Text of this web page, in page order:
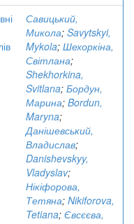
Савицький,
Микола; Savytskyi,
Mykola; Шехоркіна,
Світлана;
Shekhorkina,
Svitlana; Бордун,
Марина; Bordun,
Maryna;
Данішевський,
Владислав;
Danishevskyy,
Vladyslav;
Нікіфорова,
Тетяна; Nikiforova,
Tetiana; Євсєєва,